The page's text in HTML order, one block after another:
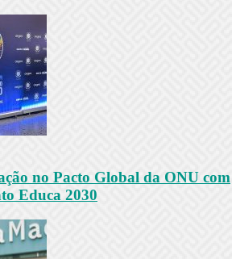
no Pacto Global da ONU com
Educa 2030